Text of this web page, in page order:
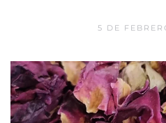
5 DE